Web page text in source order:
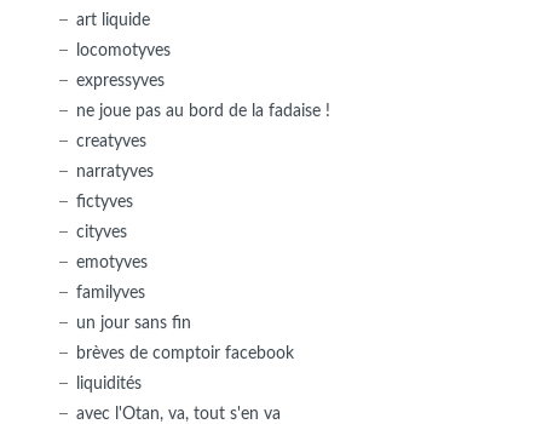
art liquide
locomotyves
expressyves
ne joue pas au bord de la fadaise !
creatyves
narratyves
fictyves
cityves
emotyves
familyves
un jour sans fin
brèves de comptoir facebook
liquidités
avec l'Otan, va, tout s'en va